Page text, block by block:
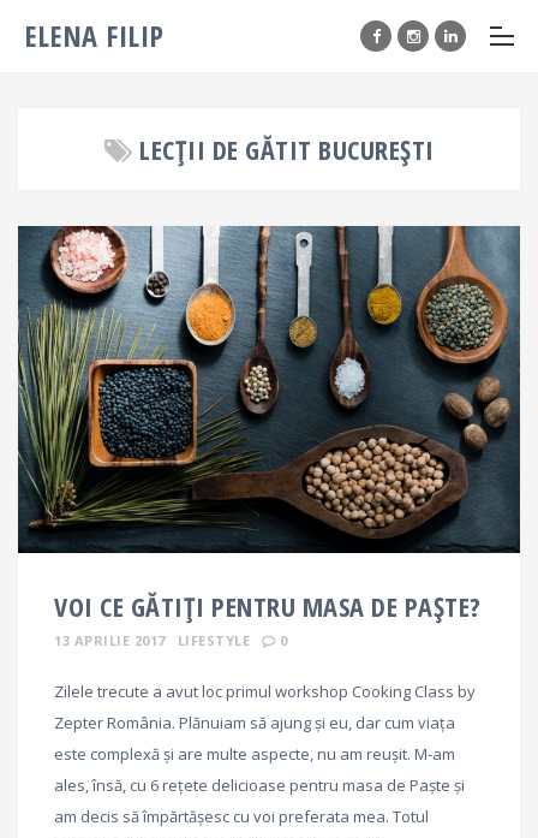
ELENA FILIP
LECȚII DE GĂTIT BUCUREȘTI
VOI CE GĂTIȚI PENTRU MASA DE PAȘTE?
13 APRILIE 2017 LIFESTYLE 0
Zilele trecute a avut loc primul workshop Cooking Class by
Zepter România. Plănuiam să ajung și eu, dar cum viața
este complexă și are multe aspecte, nu am reușit. M-am
ales, însă, cu 6 rețete delicioase pentru masa de Paște și
am decis să împărtășesc cu voi preferata mea. Totul